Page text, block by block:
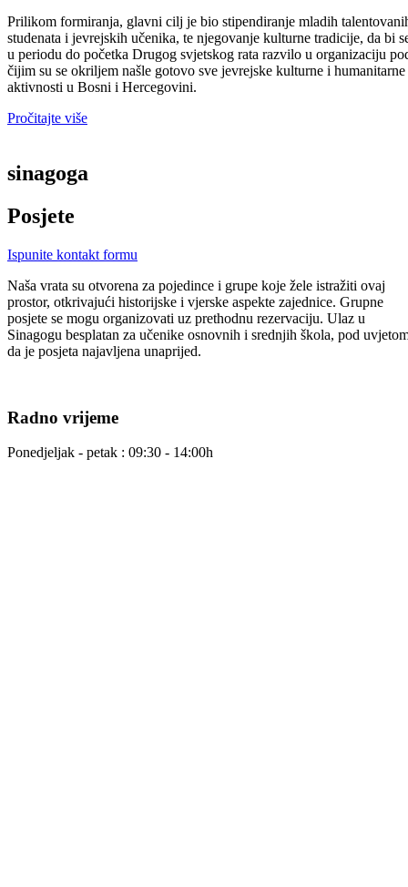
Prilikom formiranja, glavni cilj je bio stipendiranje mladih
studenata i jevrejskih učenika, te njegovanje kulturne tradicije, da bi
u periodu do početka Drugog svjetskog rata razvilo u organizaciju
čijim su se okriljem našle gotovo sve jevrejske kulturne i humanitarne
aktivnosti u Bosni i Hercegovini.
Pročitajte više
sinagoga
Posjete
Ispunite kontakt formu
Naša vrata su otvorena za pojedince i grupe koje žele istražiti ovaj
prostor, otkrivajući historijske i vjerske aspekte zajednice. Grupne
posjete se mogu organizovati uz prethodnu rezervaciju. Ulaz u
Sinagogu besplatan za učenike osnovnih i srednjih škola, pod
da je posjeta najavljena unaprijed.
Radno vrijeme
Ponedjeljak - petak : 09:30 - 14:00h